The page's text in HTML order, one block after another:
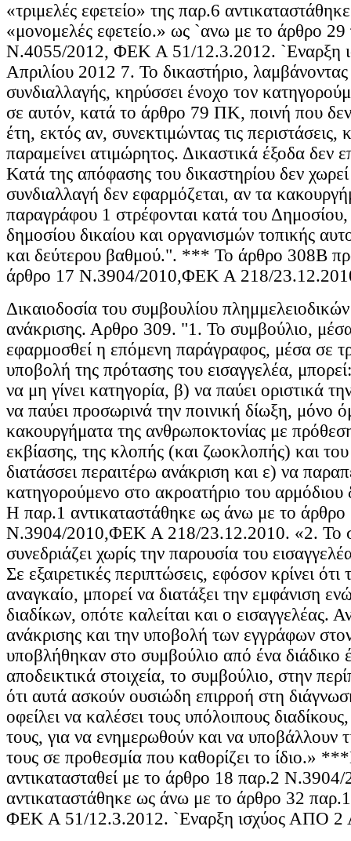
«τριμελές εφετείο» της παρ.6
«μονομελές εφετείο.» ως `ανω με το άρθρο
Ν.4055/2012, ΦΕΚ Α 51/12.3.2012. `Εναρξη
Απριλίου 2012 7. Το δικαστήριο,
συνδιαλλαγής, κηρύσσει ένοχο τον
σε αυτόν, κατά το άρθρο 79 ΠΚ, ποινή που δεν
έτη, εκτός αν, συνεκτιμώντας τις περιστάσεις,
παραμείνει ατιμώρητος. Δικαστικά έξοδα δεν
Κατά της απόφασης του δικαστηρίου δεν
συνδιαλλαγή δεν εφαρμόζεται, αν τα
παραγράφου 1 στρέφονται κατά του
δημοσίου δικαίου και οργανισμών τοπικής
και δεύτερου βαθμού.". *** Το άρθρο 308Β
άρθρο 17 Ν.3904/2010,ΦΕΚ Α 218/
Δικαιοδοσία του συμβουλίου
ανάκρισης. Αρθρο 309. "1. Το συμβούλιο,
εφαρμοσθεί η επόμενη παράγραφος, μέσα σε
υποβολή της πρότασης του εισαγγελέα,
να μη γίνει κατηγορία, β) να παύει οριστικά
να παύει προσωρινά την ποινική δίωξη, μόνο
κακουργήματα της ανθρωποκτονίας με
εκβίασης, της κλοπής (και ζωοκλοπής) και
διατάσσει περαιτέρω ανάκριση και ε) να
κατηγορούμενο στο ακροατήριο του
Η παρ.1 αντικαταστάθηκε ως άνω με το
Ν.3904/2010,ΦΕΚ Α 218/23.12.2010. «2. Το
συνεδριάζει χωρίς την παρουσία του
Σε εξαιρετικές περιπτώσεις, εφόσον κρίνει ότι
αναγκαίο, μπορεί να διατάξει την εμφάνιση
διαδίκων, οπότε καλείται και ο εισαγγελέας.
ανάκρισης και την υποβολή των εγγράφων
υποβλήθηκαν στο συμβούλιο από ένα διάδικο
αποδεικτικά στοιχεία, το συμβούλιο, στην
ότι αυτά ασκούν ουσιώδη επιρροή στη
οφείλει να καλέσει τους υπόλοιπους
τους, για να ενημερωθούν και να υποβάλλουν
τους σε προθεσμία που καθορίζει το ίδιο.»
αντικατασταθεί με το άρθρο 18 παρ.2
αντικαταστάθηκε ως άνω με το άρθρο 32
ΦΕΚ Α 51/12.3.2012. `Εναρξη ισχύος ΑΠΟ 2